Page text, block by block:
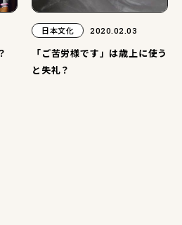
日本文化 2020.02.03
「ご苦労様です」は歳上に使う
と失礼？